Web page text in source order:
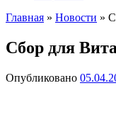
Главная » Новости »
Сбор для
Опубликовано